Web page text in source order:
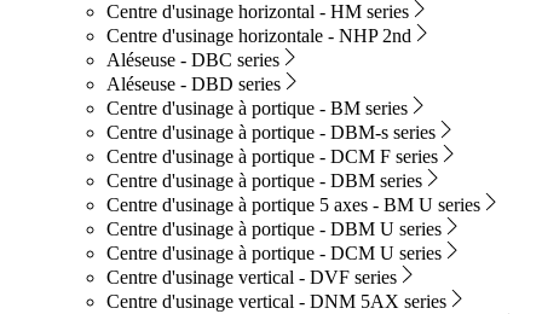
Centre d'usinage horizontal - HM series
Centre d'usinage horizontale - NHP 2nd
Aléseuse - DBC series
Aléseuse - DBD series
Centre d'usinage à portique - BM series
Centre d'usinage à portique - DBM-s series
Centre d'usinage à portique - DCM F series
Centre d'usinage à portique - DBM series
Centre d'usinage à portique 5 axes - BM U series
Centre d'usinage à portique - DBM U series
Centre d'usinage à portique - DCM U series
Centre d'usinage vertical - DVF series
Centre d'usinage vertical - DNM 5AX series